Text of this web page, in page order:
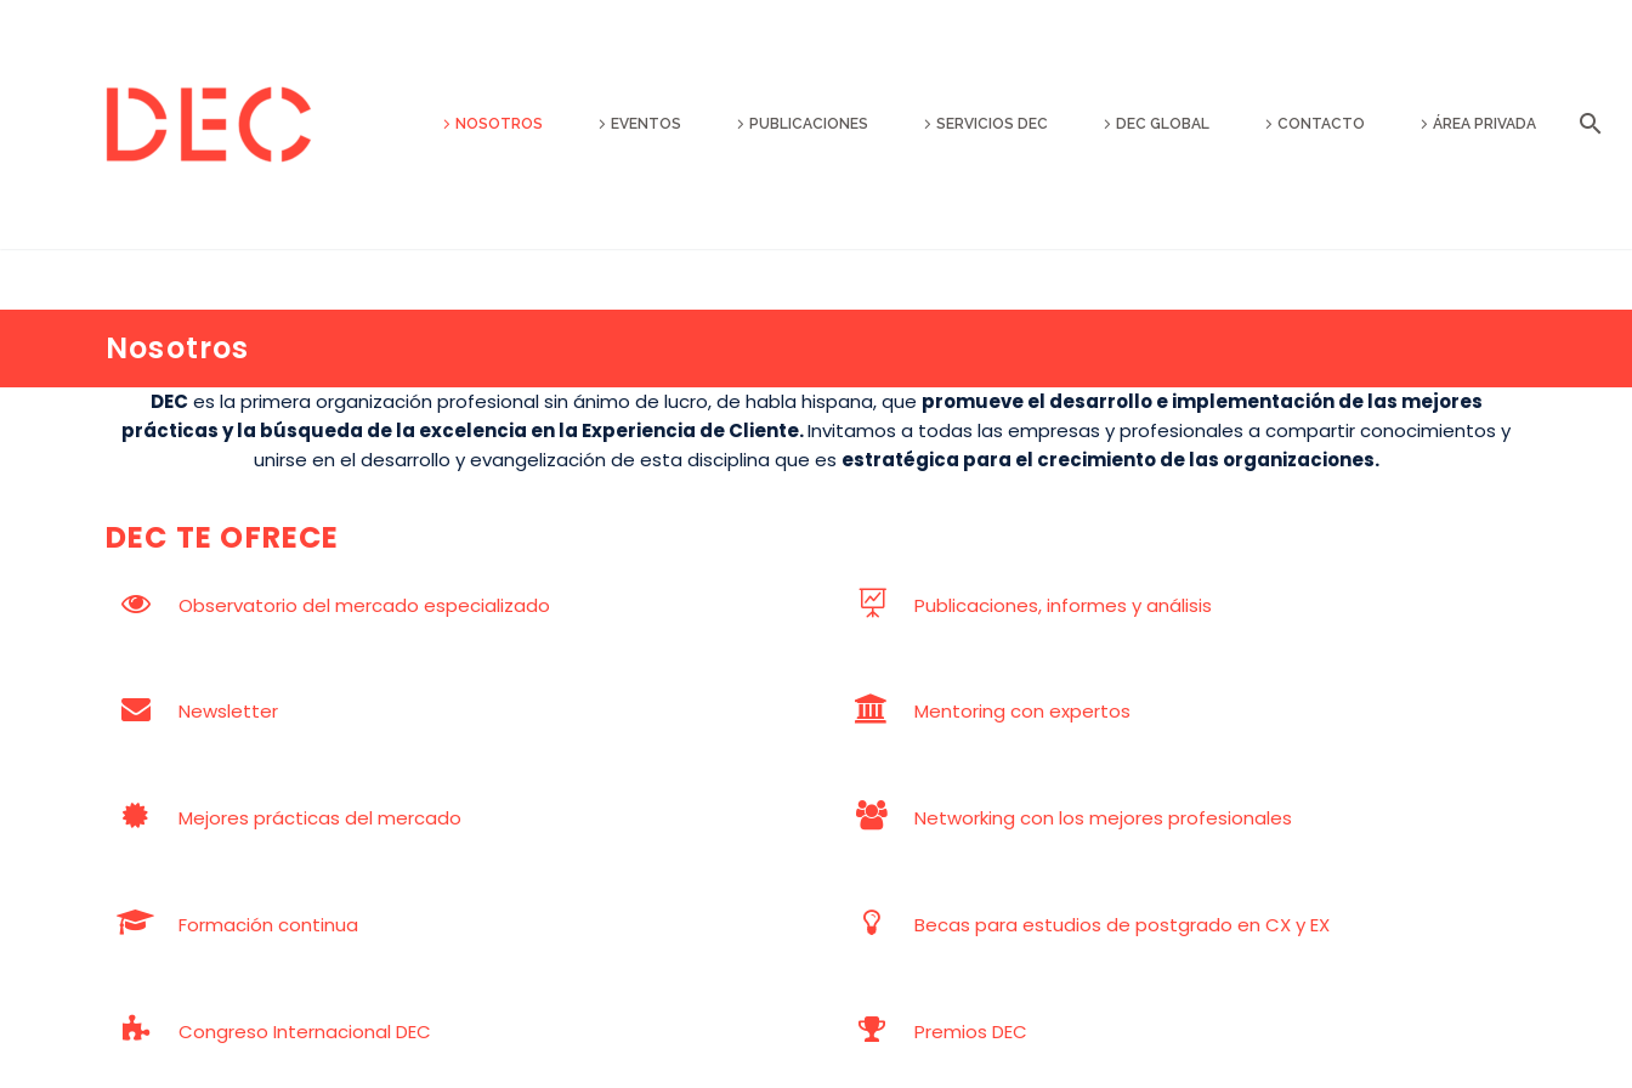
NOSOTROS EVENTOS PUBLICACIONES SERVICIOS DEC DEC GLOBAL CONTACTO ÁREA PRIVADA
Nosotros
DEC es la primera organización profesional sin ánimo de lucro, de habla hispana, que promueve el desarrollo e implementación de las mejores
prácticas y la búsqueda de la excelencia en la Experiencia de Cliente.Invitamos a todas las empresas y profesionales a compartir conocimientos y
unirse en el desarrollo y evangelización de esta disciplina que es estratégica para el crecimiento de las organizaciones.
DEC TE OFRECE

 Observatorio del mercado especializado 
 Publicaciones, informes y análisis

 Newsletter 
 Mentoring con expertos

 Mejores prácticas del mercado 
 Networking con los mejores profesionales

 Formación continua 
 Becas para estudios de postgrado en CX y EX

 Congreso Internacional DEC 
 Premios DEC